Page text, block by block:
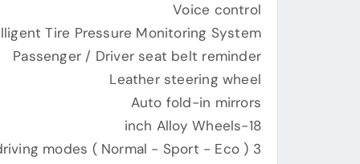
Voice control
Tire Pressure Monitoring System
Passenger / Driver seat belt reminder
Leather steering wheel
Auto fold-in mirrors
18-inch Alloy Wheels
3 Different driving modes ( Normal - Sport - Eco )